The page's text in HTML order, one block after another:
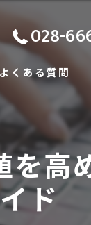
028-
よくある質問
高
ド